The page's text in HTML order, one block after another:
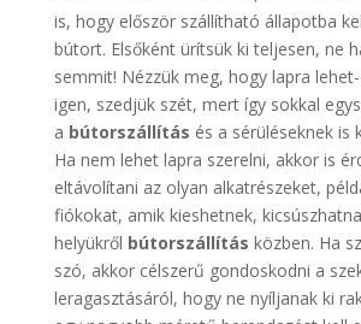
is, hogy először szállítható állapotba
bútort. Elsőként ürítsük ki teljesen, ne
semmit! Nézzük meg, hogy lapra
igen, szedjük szét, mert így sokkal
a bútorszállítás és a sérüléseknek is
Ha nem lehet lapra szerelni, akkor is
eltávolítani az olyan alkatrészeket,
fiókokat, amik kieshetnek,
helyükről bútorszállítás közben. Ha
szó, akkor célszerű gondoskodni a
leragasztásáról, hogy ne nyíljanak ki